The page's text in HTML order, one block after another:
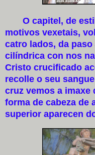
O capitel, de
motivos vexetais,
catro lados, da
cilíndrica con nos
Cristo crucificado
recolle o seu
cruz vemos a imaxe
forma de cabeza de
superior aparecen